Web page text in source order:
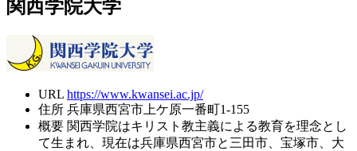
関西学院大学
URL https://www.kwansei.ac.jp/
住所 兵庫県西宮市上ケ原一番町1-155
概要 関西学院はキリスト教主義による教育を理念とし
て生まれ、現在は兵庫県西宮市と三田市、宝塚市、大